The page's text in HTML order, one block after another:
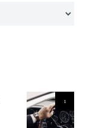
1